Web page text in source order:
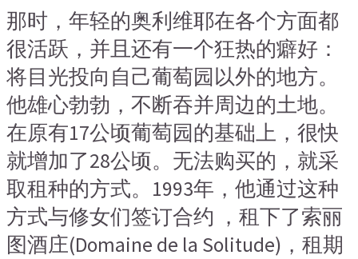
那时，年轻的奥利维耶在各个方面都
很活跃，并且还有一个狂热的癖好：
将目光投向自己葡萄园以外的地方。
他雄心勃勃，不断吞并周边的土地。
在原有17公顷葡萄园的基础上，很快
就增加了28公顷。无法购买的，就采
取租种的方式。1993年，他通过这种
方式与修女们签订合约 ，租下了索丽
图酒庄(Domaine de la Solitude)，租期